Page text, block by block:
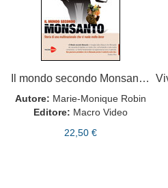
Autore: Marie-Monique Robin
Editore: Macro Video
22,50 €